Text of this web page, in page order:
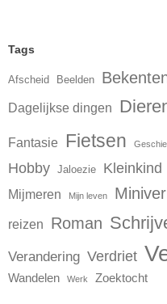
Tags
Afscheid Beelden
Dagelijkse dingen
Fantasie Fietsen
Hobby Jaloezie Kleinkind
Mijmeren Mijn leven
reizen Roman
Verandering Verdriet
Wandelen Werk Zoektocht